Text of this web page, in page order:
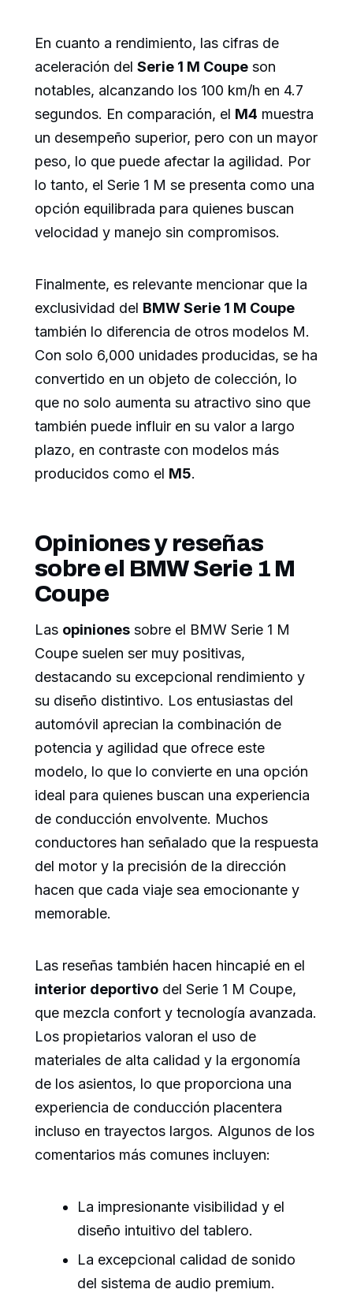
En cuanto a rendimiento, las cifras de
aceleración del Serie 1 M Coupe son
notables, alcanzando los 100 km/h en 4.7
segundos. En comparación, el M4 muestra
un desempeño superior, pero con un mayor
peso, lo que puede afectar la agilidad. Por
lo tanto, el Serie 1 M se presenta como una
opción equilibrada para quienes buscan
velocidad y manejo sin compromisos.
Finalmente, es relevante mencionar que la
exclusividad del BMW Serie 1 M Coupe
también lo diferencia de otros modelos M.
Con solo 6,000 unidades producidas, se ha
convertido en un objeto de colección, lo
que no solo aumenta su atractivo sino que
también puede influir en su valor a largo
plazo, en contraste con modelos más
producidos como el M5.
Opiniones y reseñas
sobre el BMW Serie 1 M
Coupe
Las opiniones sobre el BMW Serie 1 M
Coupe suelen ser muy positivas,
destacando su excepcional rendimiento y
su diseño distintivo. Los entusiastas del
automóvil aprecian la combinación de
potencia y agilidad que ofrece este
modelo, lo que lo convierte en una opción
ideal para quienes buscan una experiencia
de conducción envolvente. Muchos
conductores han señalado que la respuesta
del motor y la precisión de la dirección
hacen que cada viaje sea emocionante y
memorable.
Las reseñas también hacen hincapié en el
interior deportivo del Serie 1 M Coupe,
que mezcla confort y tecnología avanzada.
Los propietarios valoran el uso de
materiales de alta calidad y la ergonomía
de los asientos, lo que proporciona una
experiencia de conducción placentera
incluso en trayectos largos. Algunos de los
comentarios más comunes incluyen:
La impresionante visibilidad y el
diseño intuitivo del tablero.
La excepcional calidad de sonido
del sistema de audio premium.